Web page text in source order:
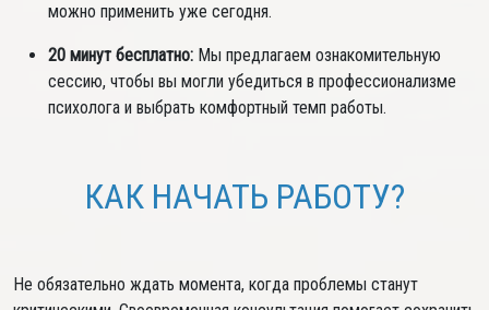
можно применить уже сегодня.
20 минут бесплатно: Мы предлагаем ознакомительную
сессию, чтобы вы могли убедиться в профессионализме
психолога и выбрать комфортный темп работы.
КАК НАЧАТЬ РАБОТУ?
Не обязательно ждать момента, когда проблемы станут